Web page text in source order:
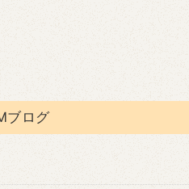
ブログ